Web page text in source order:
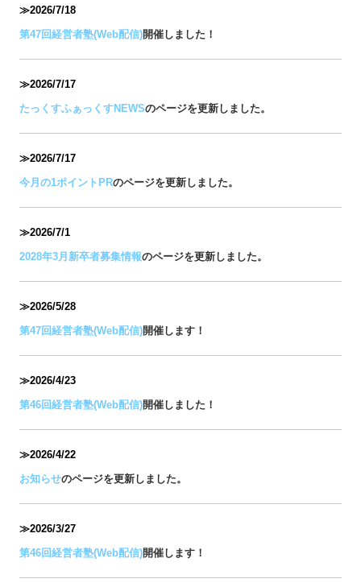
≫2026/7/18
第47回経営者塾(Web配信)開催しました！
≫2026/7/17
たっくすふぁっくすNEWSのページを更新しました。
≫2026/7/17
今月の1ポイントPRのページを更新しました。
≫2026/7/1
2028年3月新卒者募集情報のページを更新しました。
≫2026/5/28
第47回経営者塾(Web配信)開催します！
≫2026/4/23
第46回経営者塾(Web配信)開催しました！
≫2026/4/22
お知らせのページを更新しました。
≫2026/3/27
第46回経営者塾(Web配信)開催します！